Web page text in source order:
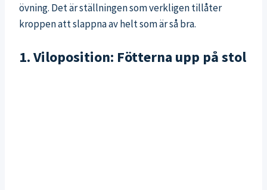
övning. Det är ställningen som verkligen tillåter
kroppen att slappna av helt som är så bra.
1. Viloposition: Fötterna upp på stol